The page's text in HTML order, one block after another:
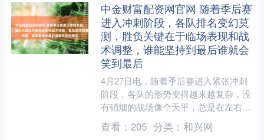
中金财富配资网官网 随着季后赛
进入冲刺阶段，各队排名变幻莫
测，胜负关键在于临场表现和战
术调整，谁能坚持到最后谁就会
笑到最后
4月27日电，随着季后赛进入紧张冲刺
阶段，各队的形势变得越来越复杂，没
有硝烟的战场像个天平，总是在左右摇
摆。深圳队现在的情况挺尴尬，虽然排
在第四，但想稳住这个位....
查看： 205 分类： 和兴网